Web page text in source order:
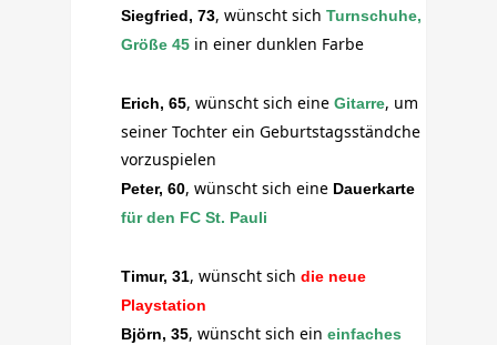
Siegfried, 73, wünscht sich Turnschuhe,
Größe 45 in einer dunklen Farbe
Erich, 65, wünscht sich eine Gitarre, um
seiner Tochter ein Geburtstagsständchen
vorzuspielen
Peter, 60, wünscht sich eine Dauerkarte
für den FC St. Pauli
Timur, 31, wünscht sich die neue
Playstation
Björn, 35, wünscht sich ein einfaches